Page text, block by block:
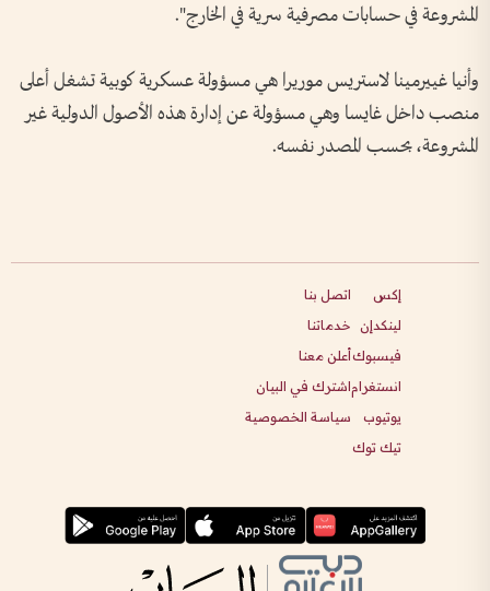
المشروعة في حسابات مصرفية سرية في الخارج".
وأنيا غييرمينا لاستريس موريرا هي مسؤولة عسكرية كوبية تشغل أعلى
منصب داخل غايسا وهي مسؤولة عن إدارة هذه الأصول الدولية غير
المشروعة، بحسب المصدر نفسه.
إكس
لينكدإن
فيسبوك
انستغرام
يوتيوب
تيك توك
اتصل بنا
خدماتنا
أعلن معنا
اشترك في البيان
سياسة الخصوصية